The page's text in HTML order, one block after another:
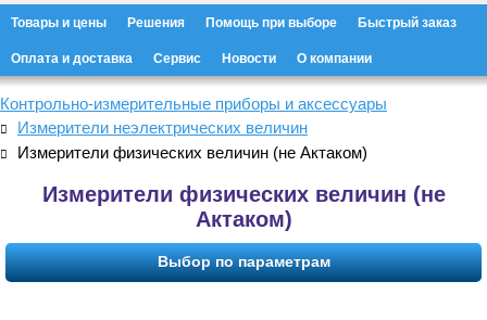
Товары и цены Решения Помощь при выборе Быстрый заказ
Оплата и доставка Сервис Новости О компании
Контрольно-измерительные приборы и аксессуары
Измерители неэлектрических величин
Измерители физических величин (не Актаком)
Измерители физических величин (не
Актаком)
Выбор по параметрам